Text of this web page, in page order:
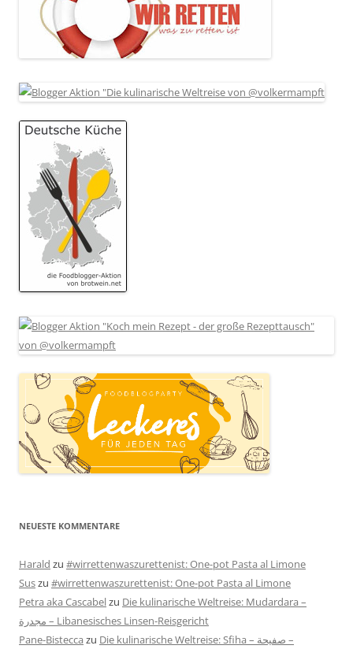
NEUESTE KOMMENTARE
Harald zu #wirrettenwaszurettenist: One-pot Pasta al Limone
Suszu #wirrettenwaszurettenist: One-pot Pasta al Limone
Petra aka Cascabelzu Die kulinarische Weltreise: Mudardara –
مجدرة – Libanesisches Linsen-Reisgericht
Pane-Bistecca zu Die kulinarische Weltreise: Sfiha – صفيحة –